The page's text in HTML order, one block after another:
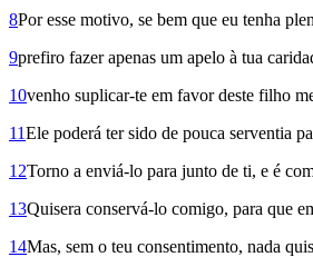
8Por esse motivo, se bem que eu tenha
9prefiro fazer apenas um apelo à tua
10venho suplicar-te em favor deste filho
11Ele poderá ter sido de pouca serventia
12Torno a enviá-lo para junto de ti, e é
13Quisera conservá-lo comigo, para que
14Mas, sem o teu consentimento, nada